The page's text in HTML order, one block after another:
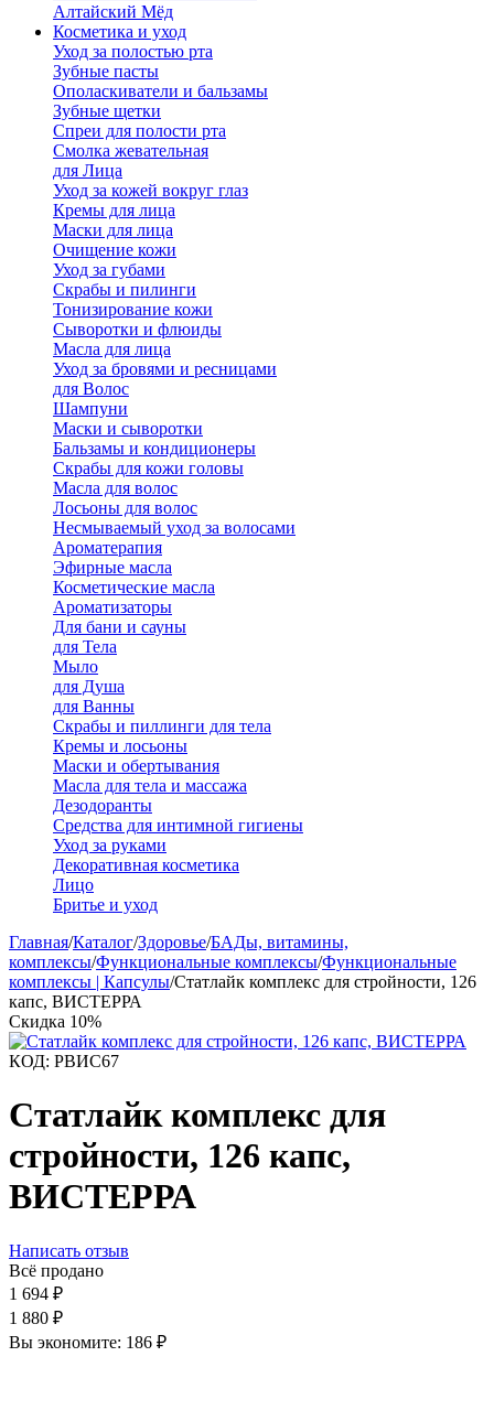
Алтайский Мёд
Косметика и уход
Уход за полостью рта
Зубные пасты
Ополаскиватели и бальзамы
Зубные щетки
Спреи для полости рта
Смолка жевательная
для Лица
Уход за кожей вокруг глаз
Кремы для лица
Маски для лица
Очищение кожи
Уход за губами
Скрабы и пилинги
Тонизирование кожи
Сыворотки и флюиды
Масла для лица
Уход за бровями и ресницами
для Волос
Шампуни
Маски и сыворотки
Бальзамы и кондиционеры
Скрабы для кожи головы
Масла для волос
Лосьоны для волос
Несмываемый уход за волосами
Ароматерапия
Эфирные масла
Косметические масла
Ароматизаторы
Для бани и сауны
для Тела
Мыло
для Душа
для Ванны
Скрабы и пиллинги для тела
Кремы и лосьоны
Маски и обертывания
Масла для тела и массажа
Дезодоранты
Средства для интимной гигиены
Уход за руками
Декоративная косметика
Лицо
Бритье и уход
Главная/Каталог/Здоровье/БАДы, витамины,
комплексы/Функциональные комплексы/Функциональные
комплексы | Капсулы/Статлайк комплекс для стройности, 126
капс, ВИСТЕРРА
Скидка 10%
КОД: РВИС67
Статлайк комплекс для
стройности, 126 капс,
ВИСТЕРРА
Написать отзыв
Всё продано
1 694 ₽
1 880 ₽
Вы экономите: 186 ₽